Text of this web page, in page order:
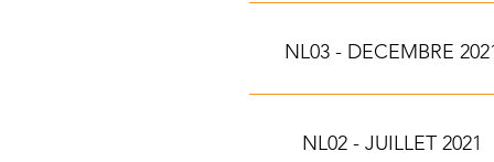
NL03 - DECEMBRE
NL02 - JUILLET 2021